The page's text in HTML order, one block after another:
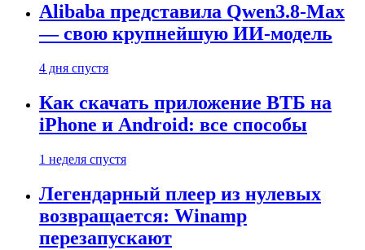
Alibaba представила Qwen3.8-Max
— свою крупнейшую ИИ-модель
4 дня спустя
Как скачать приложение ВТБ на
iPhone и Android: все способы
1 неделя спустя
Легендарный плеер из нулевых
возвращается: Winamp
перезапускают